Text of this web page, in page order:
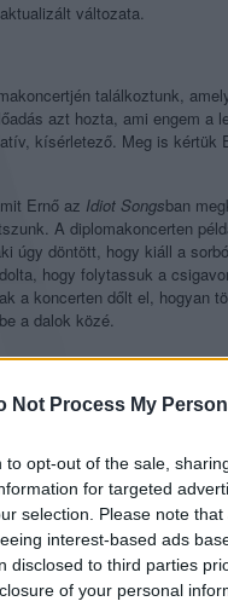
Not Process My
to opt-out of the sale,
for targeted
selection. Please note
interest-based ads
disclosed to third parties
of your personal
változata.
találkoztunk,
azt hozta, ami engem a
kísérletező. Meg is kértük
Ernő az Idiot Songsban
A diplomakoncerten
úgy döntött, hogy kiáll a
hogy folytassuk a
a koncerten dőlt el, hogyan
a dalok közé.